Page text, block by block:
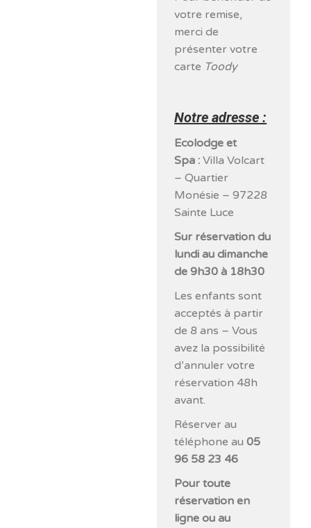
votre remise,
merci de
présenter votre
carte Toody
Notre adresse :
Ecolodge et
Spa :Villa Volcart
– Quartier
Monésie – 97228
Sainte Luce
Sur réservation du
lundi au dimanche
de 9h30 à 18h30
Les enfants sont
acceptés à partir
de 8 ans – Vous
avez la possibilité
d’annuler votre
réservation 48h
avant.
Réserver au
téléphone au 05
96 58 23 46
Pour toute
réservation en
ligne ou au